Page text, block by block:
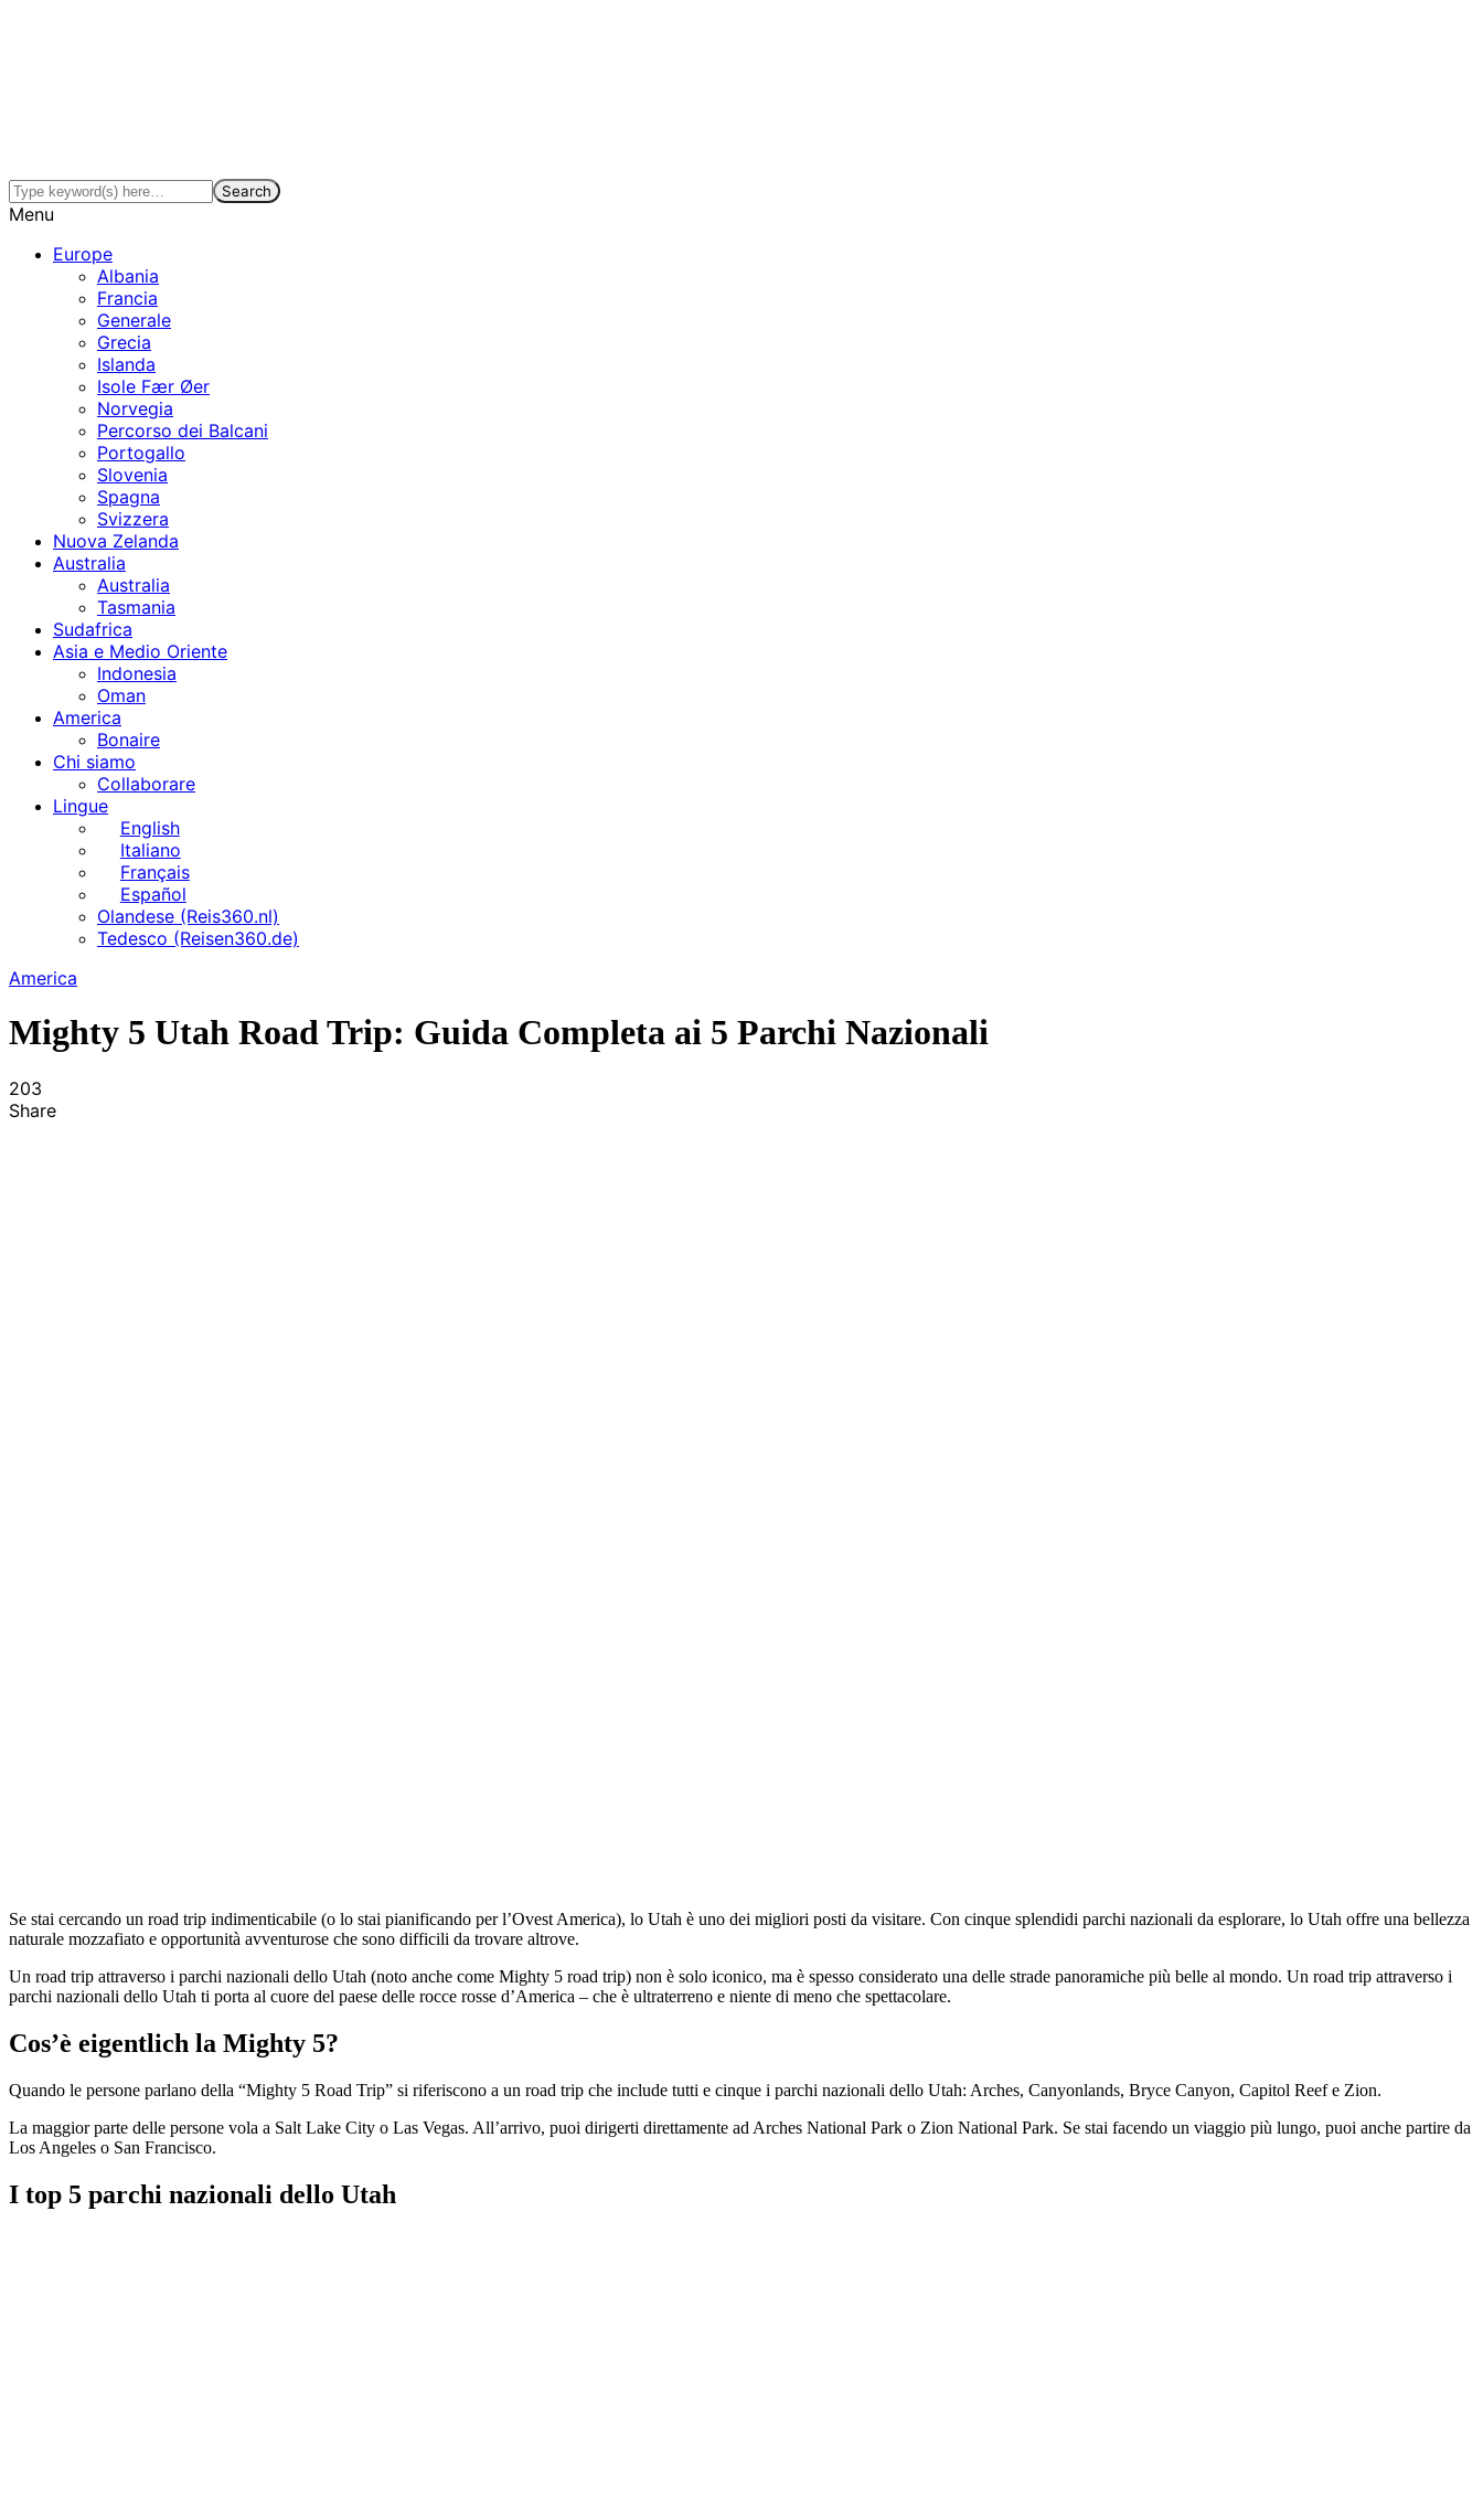
Menu
Europe
Albania
Francia
Generale
Grecia
Islanda
Isole Fær Øer
Norvegia
Percorso dei Balcani
Portogallo
Slovenia
Spagna
Svizzera
Nuova Zelanda
Australia
Australia
Tasmania
Sudafrica
Asia e Medio Oriente
Indonesia
Oman
America
Bonaire
Chi siamo
Collaborare
Lingue
English
Italiano
Français
Español
Olandese (Reis360.nl)
Tedesco (Reisen360.de)
America
Mighty 5 Utah Road Trip: Guida Completa ai 5 Parchi Nazionali
203
Share
Se stai cercando un road trip indimenticabile (o lo stai pianificando per l’Ovest America), lo Utah è uno dei migliori posti da visitare. Con cinque splendidi parchi nazionali da esplorare, lo Utah offre una bellezza
naturale mozzafiato e opportunità avventurose che sono difficili da trovare altrove.
Un road trip attraverso i parchi nazionali dello Utah (noto anche come Mighty 5 road trip) non è solo iconico, ma è spesso considerato una delle strade panoramiche più belle al mondo. Un road trip attraverso i
parchi nazionali dello Utah ti porta al cuore del paese delle rocce rosse d’America – che è ultraterreno e niente di meno che spettacolare.
Cos’è eigentlich la Mighty 5?
Quando le persone parlano della “Mighty 5 Road Trip” si riferiscono a un road trip che include tutti e cinque i parchi nazionali dello Utah: Arches, Canyonlands, Bryce Canyon, Capitol Reef e Zion.
La maggior parte delle persone vola a Salt Lake City o Las Vegas. All’arrivo, puoi dirigerti direttamente ad Arches National Park o Zion National Park. Se stai facendo un viaggio più lungo, puoi anche partire da
Los Angeles o San Francisco.
I top 5 parchi nazionali dello Utah